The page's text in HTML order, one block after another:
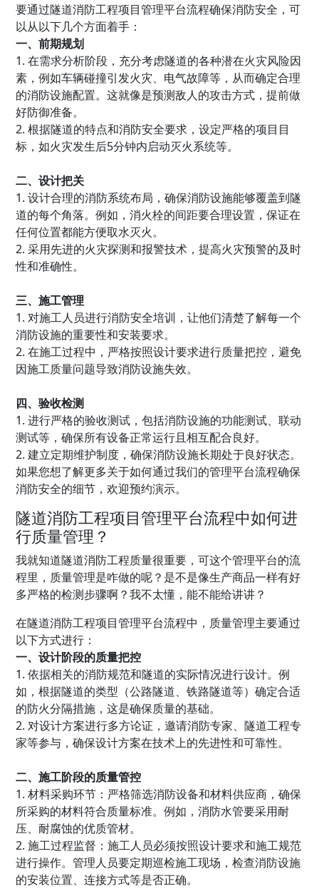
要通过隧道消防工程项目管理平台流程确保消防安全，可
以从以下几个方面着手：
一、前期规划
1. 在需求分析阶段，充分考虑隧道的各种潜在火灾风险因
素，例如车辆碰撞引发火灾、电气故障等，从而确定合理
的消防设施配置。这就像是预测敌人的攻击方式，提前做
好防御准备。
2. 根据隧道的特点和消防安全要求，设定严格的项目目
标，如火灾发生后5分钟内启动灭火系统等。
二、设计把关
1. 设计合理的消防系统布局，确保消防设施能够覆盖到隧
道的每个角落。例如，消火栓的间距要合理设置，保证在
任何位置都能方便取水灭火。
2. 采用先进的火灾探测和报警技术，提高火灾预警的及时
性和准确性。
三、施工管理
1. 对施工人员进行消防安全培训，让他们清楚了解每一个
消防设施的重要性和安装要求。
2. 在施工过程中，严格按照设计要求进行质量把控，避免
因施工质量问题导致消防设施失效。
四、验收检测
1. 进行严格的验收测试，包括消防设施的功能测试、联动
测试等，确保所有设备正常运行且相互配合良好。
2. 建立定期维护制度，确保消防设施长期处于良好状态。
如果您想了解更多关于如何通过我们的管理平台流程确保
消防安全的细节，欢迎预约演示。
隧道消防工程项目管理平台流程中如何进
行质量管理？
我就知道隧道消防工程质量很重要，可这个管理平台的流
程里，质量管理是咋做的呢？是不是像生产商品一样有好
多严格的检测步骤啊？我不太懂，能不能给讲讲？
在隧道消防工程项目管理平台流程中，质量管理主要通过
以下方式进行：
一、设计阶段的质量把控
1. 依据相关的消防规范和隧道的实际情况进行设计。例
如，根据隧道的类型（公路隧道、铁路隧道等）确定合适
的防火分隔措施，这是确保质量的基础。
2. 对设计方案进行多方论证，邀请消防专家、隧道工程专
家等参与，确保设计方案在技术上的先进性和可靠性。
二、施工阶段的质量管控
1. 材料采购环节：严格筛选消防设备和材料供应商，确保
所采购的材料符合质量标准。例如，消防水管要采用耐
压、耐腐蚀的优质管材。
2. 施工过程监督：施工人员必须按照设计要求和施工规范
进行操作。管理人员要定期巡检施工现场，检查消防设施
的安装位置、连接方式等是否正确。